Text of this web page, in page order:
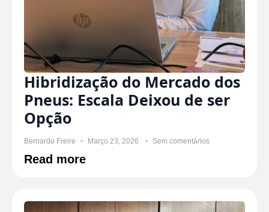
Hibridização do Mercado dos
Pneus: Escala Deixou de ser
Opção
Bernardo Freire Março 23, 2026 Sem comentários
Read more